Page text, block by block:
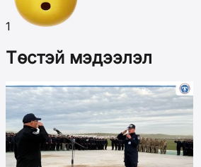
1
Төстэй мэдээлэл